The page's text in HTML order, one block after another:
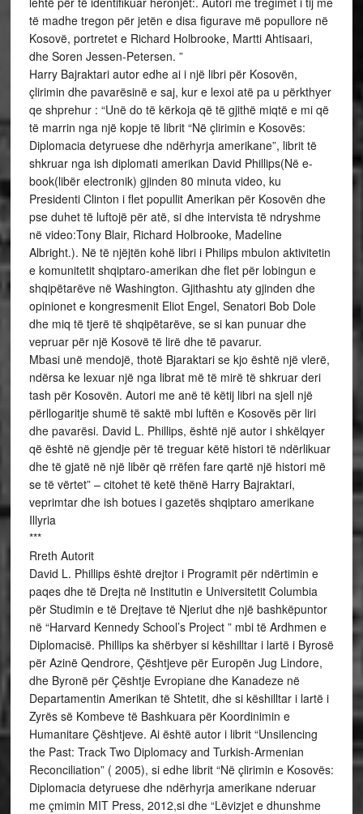
të madhe tregon për jetën e disa figurave më popullore në
Kosovë, portretet e Richard Holbrooke, Martti Ahtisaari,
dhe Soren Jessen-Petersen. ”
Harry Bajraktari autor edhe ai i një libri për Kosovën,
çlirimin dhe pavarësinë e saj, kur e lexoi atë pa u përkthyer
qe shprehur : “Unë do të kërkoja që të gjithë miqtë e mi që
të marrin nga një kopje të librit “Në çlirimin e Kosovës:
Diplomacia detyruese dhe ndërhyrja amerikane”, librit të
shkruar nga ish diplomati amerikan David Phillips(Në e-
book(libër electronik) gjinden 80 minuta video, ku
Presidenti Clinton i flet popullit Amerikan për Kosovën dhe
pse duhet të luftojë për atë, si dhe intervista të ndryshme
në video:Tony Blair, Richard Holbrooke, Madeline
Albright.). Në të njëjtën kohë libri i Philips mbulon aktivitetin
e komunitetit shqiptaro-amerikan dhe flet për lobingun e
shqipëtarëve në Washington. Gjithashtu aty gjinden dhe
opinionet e kongresmenit Eliot Engel, Senatori Bob Dole
dhe miq të tjerë të shqipëtarëve, se si kan punuar dhe
vepruar për një Kosovë të lirë dhe të pavarur.
Mbasi unë mendojë, thotë Bjaraktari se kjo është një vlerë,
ndërsa ke lexuar një nga librat më të mirë të shkruar deri
tash për Kosovën. Autori me anë të këtij libri na sjell një
përllogaritje shumë të saktë mbi luftën e Kosovës për liri
dhe pavarësi. David L. Phillips, është një autor i shkëlqyer
që është në gjendje për të treguar këtë histori të ndërlikuar
dhe të gjatë në një libër që rrëfen fare qartë një histori më
se të vërtet” – citohet të ketë thënë Harry Bajraktari,
veprimtar dhe ish botues i gazetës shqiptaro amerikane
Illyria
***
Rreth Autorit
David L. Phillips është drejtor i Programit për ndërtimin e
paqes dhe të Drejta në Institutin e Universitetit Columbia
për Studimin e të Drejtave të Njeriut dhe një bashkëpuntor
në “Harvard Kennedy School’s Project ” mbi të Ardhmen e
Diplomacisë. Phillips ka shërbyer si këshilltar i lartë i Byrosë
për Azinë Qendrore, Çështjeve për Europën Jug Lindore,
dhe Byronë për Çështje Evropiane dhe Kanadeze në
Departamentin Amerikan të Shtetit, dhe si këshilltar i lartë i
Zyrës së Kombeve të Bashkuara për Koordinimin e
Humanitare Çështjeve. Ai është autor i librit “Unsilencing
the Past: Track Two Diplomacy and Turkish-Armenian
Reconciliation” ( 2005), si edhe librit “Në çlirimin e Kosovës:
Diplomacia detyruese dhe ndërhyrja amerikane nderuar
me çmimin MIT Press, 2012,si dhe “Lëvizjet e dhunshme